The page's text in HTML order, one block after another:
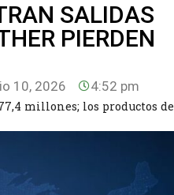
SALIDAS
PIERDEN
10, 2026 4:52 pm
millones; los productos de